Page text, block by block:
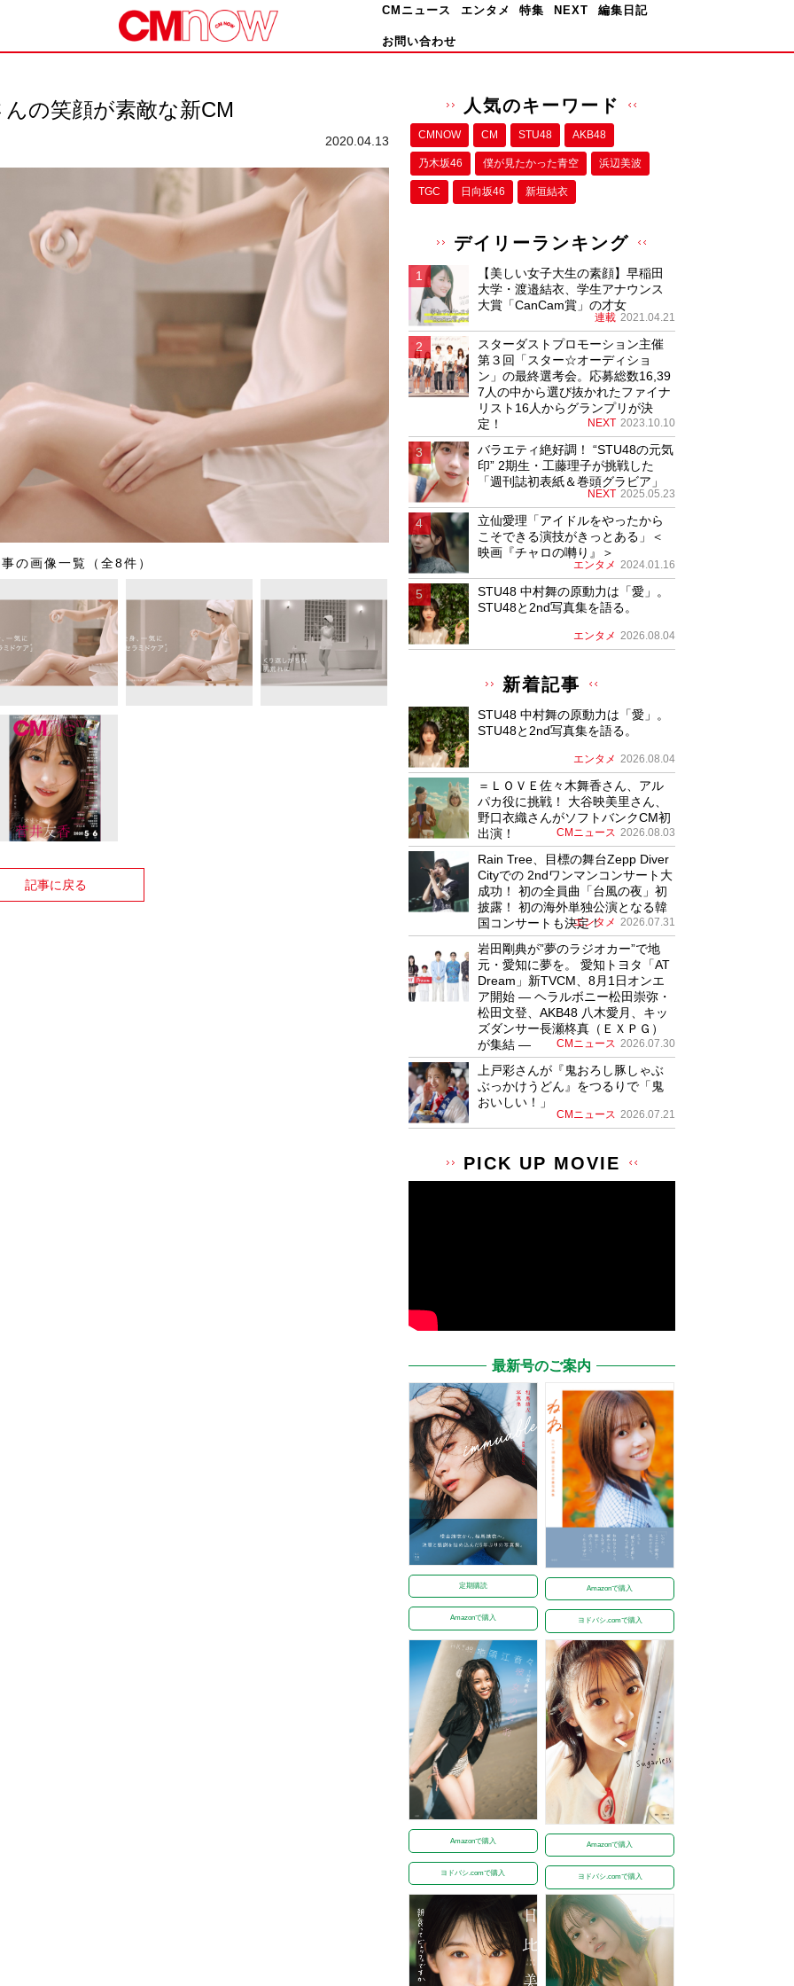
CMニュース エンタメ 特集 NEXT 編集日記
お問い合わせ
の笑顔が素敵な新CM
2020.04.13
の画像一覧（全8件）
記事に戻る
人気のキーワード
CMNOW CM STU48 AKB48
乃木坂46 僕が⾒たかった⻘空 浜辺美波
TGC 日向坂46 新垣結衣
デイリーランキング
【美しい女子大生の素顔】早稲田
大学・渡邉結衣、学生アナウンス
大賞「CanCam賞」の才女
連載 2021.04.21
スターダストプロモーション主催
第３回「スター☆オーディショ
ン」の最終選考会。応募総数16,39
7人の中から選び抜かれたファイナ
リスト16人からグランプリが決
定！
NEXT 2023.10.10
バラエティ絶好調！ “STU48の元気
印” 2期生・工藤理子が挑戦した
「週刊誌初表紙＆巻頭グラビア」
NEXT 2025.05.23
立仙愛理「アイドルをやったから
こそできる演技がきっとある」＜
映画『チャロの囀り』＞
エンタメ 2024.01.16
STU48 中村舞の原動力は「愛」。
STU48と2nd写真集を語る。
エンタメ 2026.08.04
新着記事
STU48 中村舞の原動力は「愛」。
STU48と2nd写真集を語る。
エンタメ 2026.08.04
＝ＬＯＶＥ佐々木舞香さん、アル
パカ役に挑戦！ 大谷映美里さん、
野口衣織さんがソフトバンクCM初
出演！
CMニュース 2026.08.03
Rain Tree、目標の舞台Zepp Diver
Cityでの 2ndワンマンコンサート大
成功！ 初の全員曲「台風の夜」初
披露！ 初の海外単独公演となる韓
国コンサートも決定！
エンタメ 2026.07.31
岩田剛典が”夢のラジオカー”で地
元・愛知に夢を。 愛知トヨタ「AT
Dream」新TVCM、8月1日オンエ
ア開始 ― ヘラルボニー松田崇弥・
松田文登、AKB48 八木愛月、キッ
ズダンサー長瀬柊真（ＥＸＰＧ）
が集結 ―
CMニュース 2026.07.30
上戸彩さんが『鬼おろし豚しゃぶ
ぶっかけうどん』をつるりで「鬼
おいしい！」
CMニュース 2026.07.21
PICK UP MOVIE
最新号のご案内
定期購読
Amazonで購入
Amazonで購入
ヨドバシ.comで購入
Amazonで購入
ヨドバシ.comで購入
Amazonで購入
ヨドバシ.comで購入